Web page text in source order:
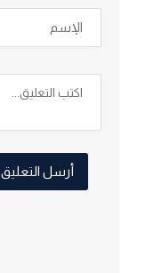
أرسل التعليق